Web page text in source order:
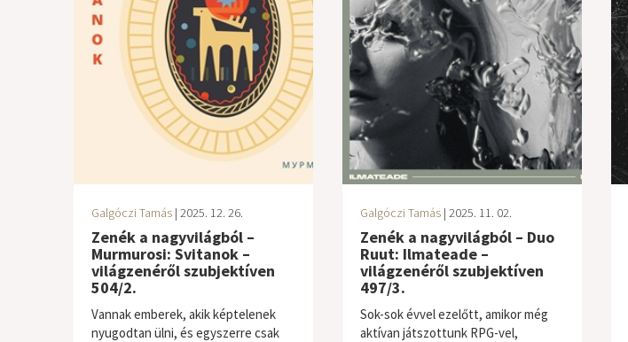
Galgóczi Tamás| 2025. 12. 26.
Zenék a nagyvilágból –
Murmurosi: Svitanok –
világzenéről szubjektíven
504/2.
Vannak emberek, akik képtelenek
nyugodtan ülni, és egyszerre csak
Galgóczi Tamás| 2025. 11. 02.
Zenék a nagyvilágból – Duo
Ruut: Ilmateade –
világzenéről szubjektíven
497/3.
Sok-sok évvel ezelőtt, amikor még
aktívan játszottunk RPG-vel,